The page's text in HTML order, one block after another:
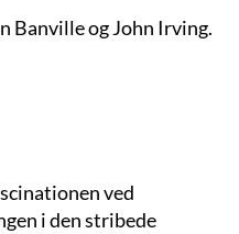
Banville og John Irving.
ved
i den stribede